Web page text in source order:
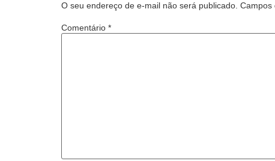
O seu endereço de e-mail não será publicado. Campos
Comentário *